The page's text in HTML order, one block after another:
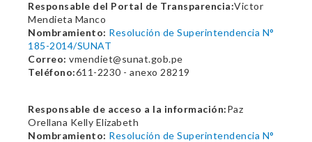
Responsable del Portal de Transparencia:Victor
Mendieta Manco
Nombramiento: Resolución de Superintendencia N°
185-2014/SUNAT
Correo: vmendiet@sunat.gob.pe
Teléfono:611-2230 - anexo 28219
Responsable de acceso a la información:Paz
Orellana Kelly Elizabeth
Nombramiento: Resolución de Superintendencia N°